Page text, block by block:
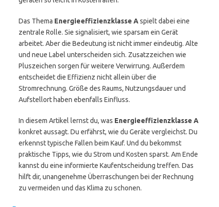
Das Thema Energieeffizienzklasse Aspielt dabei eine
zentrale Rolle. Sie signalisiert, wie sparsam ein Gerät
arbeitet. Aber die Bedeutung ist nicht immer eindeutig. Alte
und neue Label unterscheiden sich. Zusatzzeichen wie
Pluszeichen sorgen für weitere Verwirrung. Außerdem
entscheidet die Effizienz nicht allein über die
Stromrechnung. Größe des Raums, Nutzungsdauer und
Aufstellort haben ebenfalls Einfluss.
In diesem Artikel lernst du, was Energieeffizienzklasse A
konkret aussagt. Du erfährst, wie du Geräte vergleichst. Du
erkennst typische Fallen beim Kauf. Und du bekommst
praktische Tipps, wie du Strom und Kosten sparst. Am Ende
kannst du eine informierte Kaufentscheidung treffen. Das
hilft dir, unangenehme Überraschungen bei der Rechnung
zu vermeiden und das Klima zu schonen.